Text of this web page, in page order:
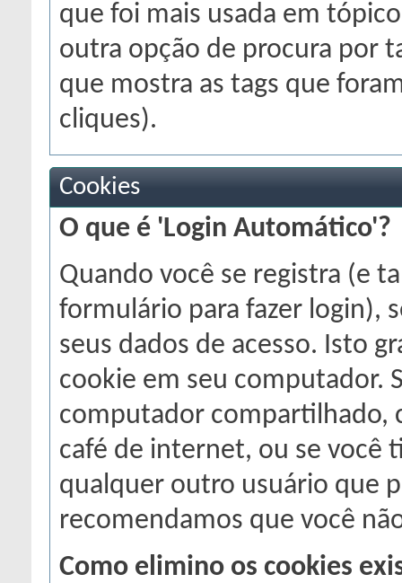
que foi mais usada em
outra opção de procura por
que mostra as tags que
cliques).
Cookies
O que é 'Login Automático'?
Quando você se registra (e
formulário para fazer login),
seus dados de acesso. Isto
cookie em seu computador.
computador compartilhado,
café de internet, ou se você
qualquer outro usuário que
recomendamos que você
Como elimino os cookies